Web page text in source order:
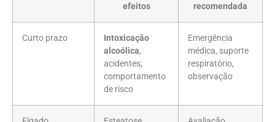
efeitos
recomendada
Curto prazo
Intoxicação
alcoólica,
acidentes,
comportamento
de risco
Emergência
médica, suporte
respiratório,
observação